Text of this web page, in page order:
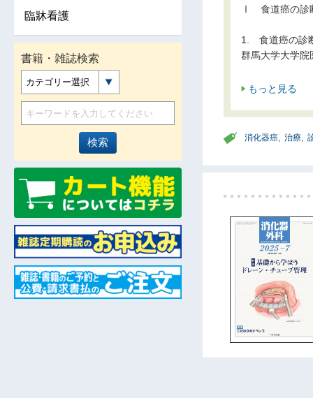
Ⅰ 食道癌の診
1. 食道癌の診
群馬大学大学
もっと見る
消化器癌, 治療,
臨牀看護
書籍・雑誌検索
カテゴリー選択